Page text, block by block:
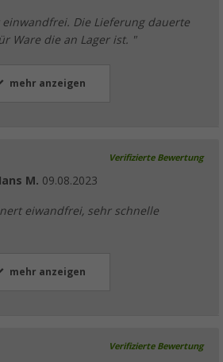
Die Lieferung dauerte
Ware die an Lager ist. "
mehr anzeigen
Verifizierte Bewertung
M. 09.08.2023
eiwandfrei, sehr schnelle
mehr anzeigen
Verifizierte Bewertung